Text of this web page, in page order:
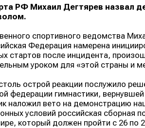
РФ Михаил Дегтярев назвал
спортивного ведомства
Федерация намерена
стартов после инцидента,
уроком для «этой страны и
острой реакции послужило
федерации гимнастики,
наложил вето на демонстрацию
условий российская сборная
который должен пройти с 26 по